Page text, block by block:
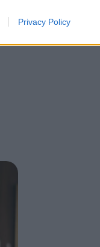
Privacy Policy